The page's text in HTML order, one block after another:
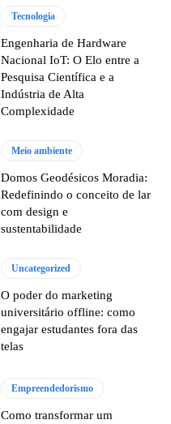
Tecnologia
Engenharia de Hardware
Nacional IoT: O Elo entre a
Pesquisa Científica e a
Indústria de Alta
Complexidade
Meio ambiente
Domos Geodésicos Moradia:
Redefinindo o conceito de lar
com design e
sustentabilidade
Uncategorized
O poder do marketing
universitário offline: como
engajar estudantes fora das
telas
Empreendedorismo
Como transformar um